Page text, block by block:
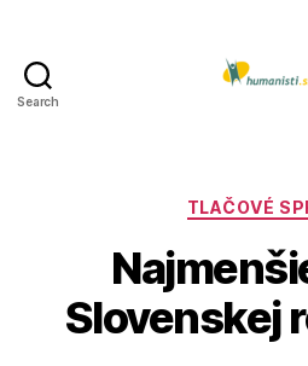
Search
TLAČOVÉ
Slovenskej